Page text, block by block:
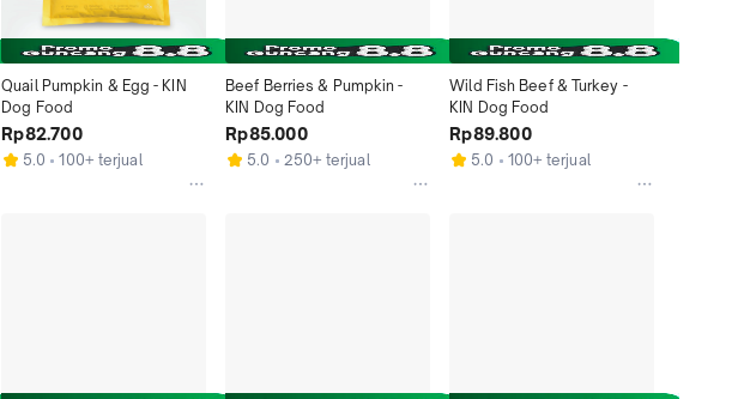
Quail Pumpkin & Egg - KIN
Dog Food
Rp82.700
5.0 100+ terjual
Beef Berries & Pumpkin -
KIN Dog Food
Rp85.000
5.0 250+ terjual
Wild Fish Beef & Turkey -
KIN Dog Food
Rp89.800
5.0 100+ terjual